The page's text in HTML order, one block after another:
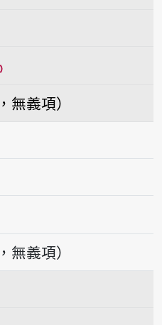
無義項）
音讀tsing-tsìn
無義項）